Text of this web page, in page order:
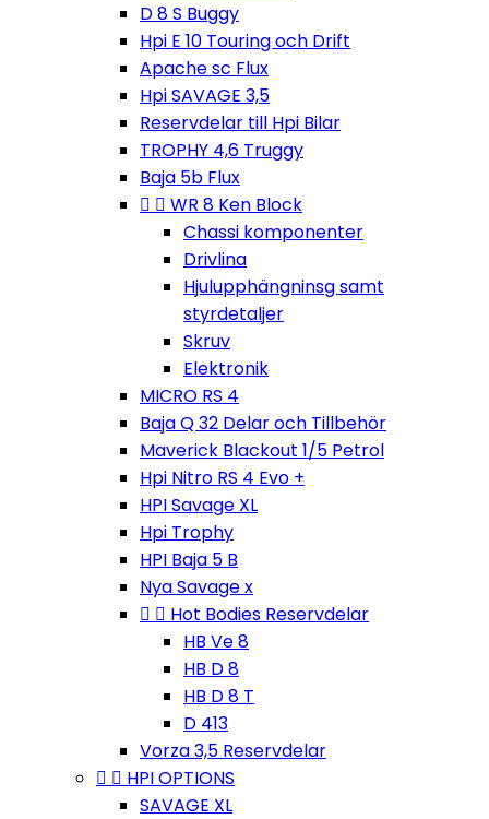
D 8 S Buggy
Hpi E 10 Touring och Drift
Apache sc Flux
Hpi SAVAGE 3,5
Reservdelar till Hpi Bilar
TROPHY 4,6 Truggy
Baja 5b Flux
  WR 8 Ken Block
Chassi komponenter
Drivlina
Hjulupphängninsg samt
styrdetaljer
Skruv
Elektronik
MICRO RS 4
Baja Q 32 Delar och Tillbehör
Maverick Blackout 1/5 Petrol
Hpi Nitro RS 4 Evo +
HPI Savage XL
Hpi Trophy
HPI Baja 5 B
Nya Savage x
  Hot Bodies Reservdelar
HB Ve 8
HB D 8
HB D 8 T
D 413
Vorza 3,5 Reservdelar
  HPI OPTIONS
SAVAGE XL